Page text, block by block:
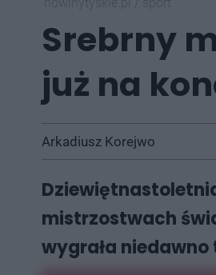
Srebrny
już na
Arkadiusz Korejwo
mistrzostwach
wygrała